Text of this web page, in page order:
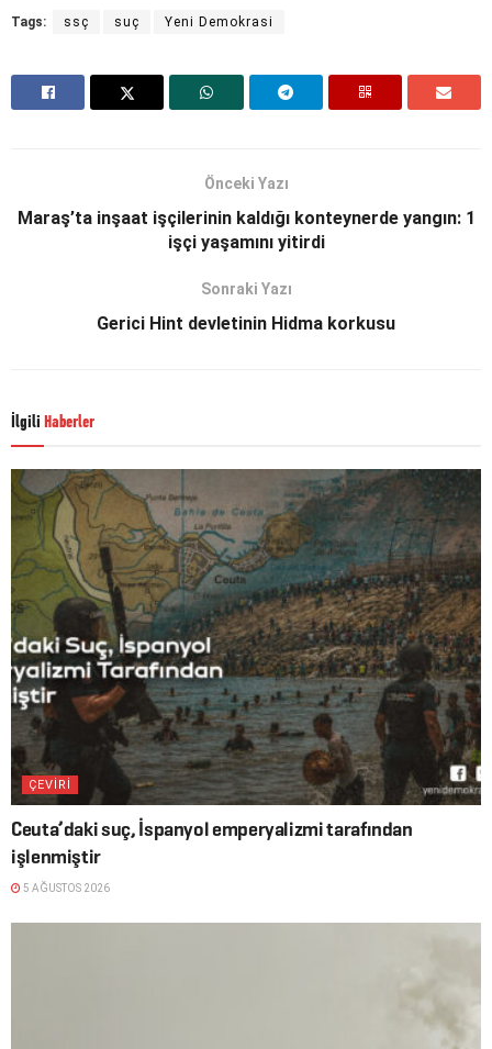
Tags: ssç suç Yeni Demokrasi
Önceki Yazı
Maraş’ta inşaat işçilerinin kaldığı konteynerde yangın: 1
işçi yaşamını yitirdi
Sonraki Yazı
Gerici Hint devletinin Hidma korkusu
İlgili Haberler
ÇEVİRİ
Ceuta’daki suç, İspanyol emperyalizmi tarafından
işlenmiştir
5 AĞUSTOS 2026